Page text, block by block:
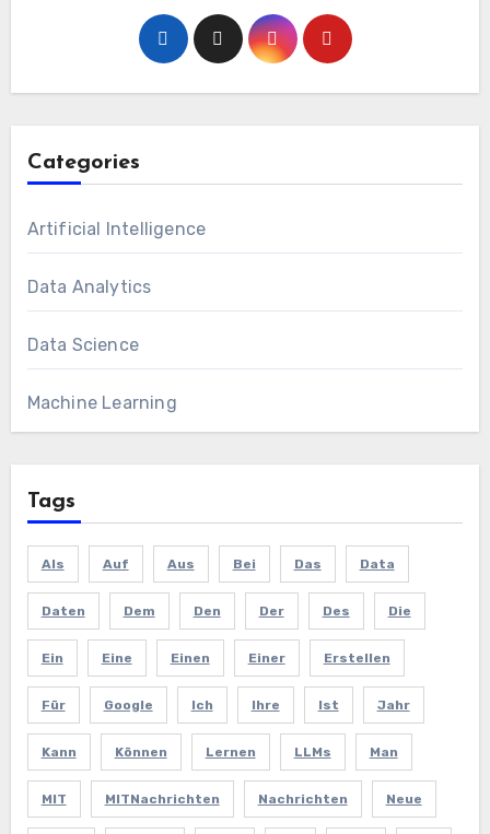
Categories
Artificial Intelligence
Data Analytics
Data Science
Machine Learning
Tags
Als Auf Aus Bei Das Data
Daten Dem Den Der Des Die
Ein Eine Einen Einer Erstellen
Für Google Ich Ihre Ist Jahr
Kann Können Lernen LLMs Man
MIT MITNachrichten Nachrichten Neue